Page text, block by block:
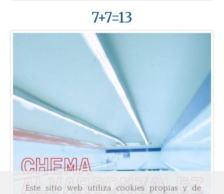
Este sitio web utiliza cookies propias y de
7+7=13